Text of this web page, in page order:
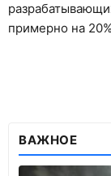
примерно на
ВАЖНОЕ